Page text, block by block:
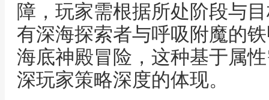
障，玩家需根据所处阶段与
有深海探索者与呼吸附魔的
海底神殿冒险，这种基于属
深玩家策略深度的体现。